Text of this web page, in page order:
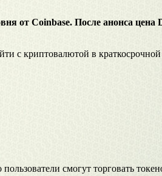
от Coinbase. После анонса цена
с криптовалютой в краткосрочной
смогут торговать